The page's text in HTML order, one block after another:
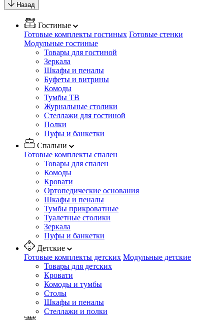
Назад
Гостиные
Готовые комплекты гостиных Готовые стенки
Модульные гостиные
Товары для гостиной
Зеркала
Шкафы и пеналы
Буфеты и витрины
Комоды
Тумбы ТВ
Журнальные столики
Стеллажи для гостиной
Полки
Пуфы и банкетки
Спальни
Готовые комплекты спален
Товары для спален
Комоды
Кровати
Ортопедические основания
Шкафы и пеналы
Тумбы прикроватные
Туалетные столики
Зеркала
Пуфы и банкетки
Детские
Готовые комплекты детских Модульные детские
Товары для детских
Кровати
Комоды и тумбы
Столы
Шкафы и пеналы
Стеллажи и полки